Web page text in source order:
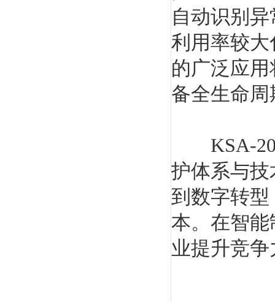
自动识别
利用率较
的广泛应
备全生命
KSA-
护体系与
到数字转
本。在智
业提升竞